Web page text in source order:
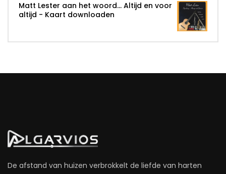
Matt Lester aan het woord... Altijd en voor
altijd - Kaart downloaden
De afstand van huizen verbrokkelt de liefde van harten